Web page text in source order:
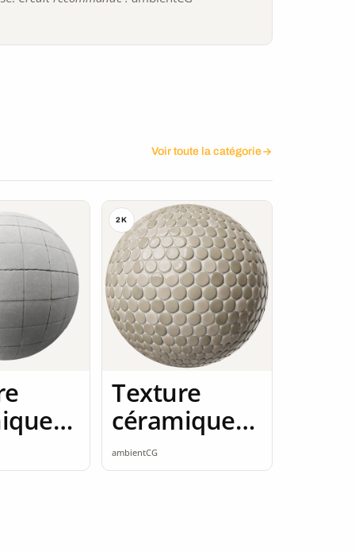
Voir toute la catégorie
2K
Texture
céramique
2K seamless
ambientCG